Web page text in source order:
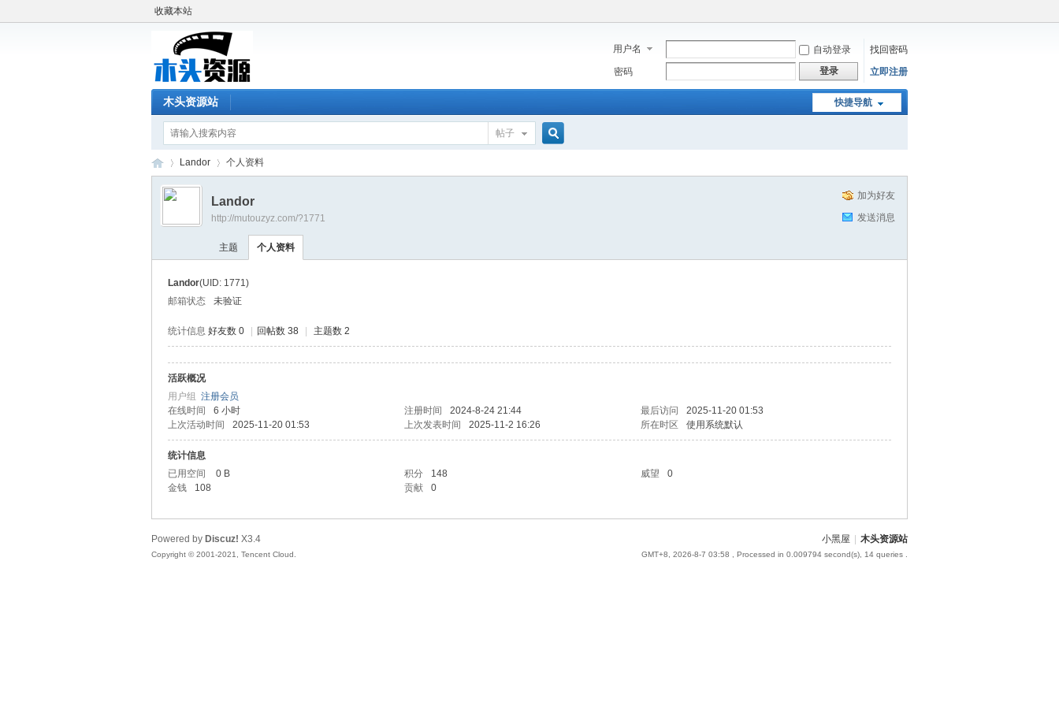
收藏本站
用户名 自动登录
找回密码
密码
登录 立即注册
快捷导航
木头资源站
帖子
资
›
Landor 个人资料
加为好友
发送消息
Landor
http://mutouzyz.com/?1771
主题 个人资料
Landor(UID: 1771)
邮箱状态
未验证
统计信息 好友数 0 回帖数 38 主题数 2
活跃概况
用户组 注册会员
在线时间
6 小时 注册时间 2024-8-24 21:44 最后访问
2025-11-20 01:53
上次活动时间
2025-11-20 01:53 上次发表时间 2025-11-2 16:26 所在时区 使用系统默认
统计信息
已用空间
0 B 积分 148 威望
0
金钱
108 贡献 0
小黑屋 木头资源站
GMT+8, 2026-8-7 03:58 , Processed in 0.009794 second(s), 14 queries .
Powered by Discuz! X3.4
Copyright © 2001-2021, Tencent Cloud.